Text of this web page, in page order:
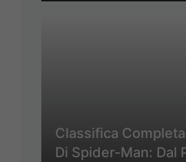
Classifica
Di Spider-Man: Dal